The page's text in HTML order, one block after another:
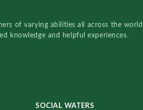
of varying abilities all across the
knowledge and helpful experiences.
SOCIAL WATERS